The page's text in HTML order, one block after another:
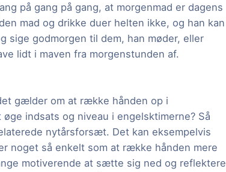
på gang på gang, at morgenmad er dagens
mad og drikke duer helten ikke, og han kan
sige godmorgen til dem, han møder, eller
lidt i maven fra morgenstunden af.
gælder om at række hånden op i
indsats og niveau i engelsktimerne? Så
nytårsforsæt. Det kan eksempelvis
noget så enkelt som at række hånden mere
motiverende at sætte sig ned og reflektere